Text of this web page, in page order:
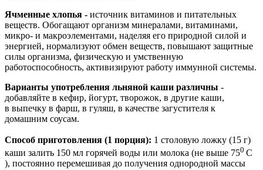
Ячменные хлопья - источник витаминов и питательных
веществ. Обогащают организм минералами, витаминами,
микро- и макроэлементами, наделяя его природной силой и
энергией, нормализуют обмен веществ, повышают защитные
силы организма, физическую и умственную
работоспособность, активизируют работу иммунной системы.
Варианты употребления льняной каши различны -
добавляйте в кефир, йогурт, творожок, в другие каши,
в выпечку в фарш, в гуляш, в качестве загустителя к
домашним соусам.
Способ приготовления (1 порция): 1 столовую ложку (15 г)
каши залить 150 мл горячей воды или молока (не выше 750 С
), постоянно перемешивая до получения однородной массы